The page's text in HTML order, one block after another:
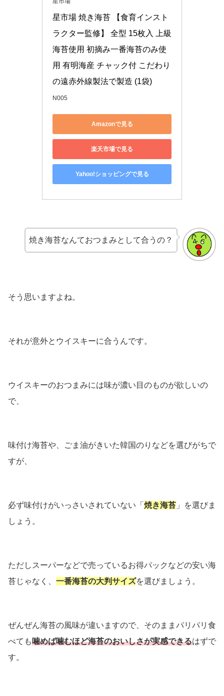
星市場 焼き海苔 【食育インスト
ラクター監修】 全型 15枚入 上級
海苔使用 初摘み一番海苔のみ使
用 有明海産 チャック付 こだわり
の遠赤外線製法で製造 (1袋)
N005
Amazonで見る
楽天市場で見る
Yahoo!ショッピングで見る
焼き海苔なんておつまみとして合うの？
そう思いますよね。
それが意外とウイスキーに合うんです。
ウイスキーのおつまみには味が濃い目のものが欲しいの
で、
味付け海苔や、ごま油がきいた韓国のりなどを選びがちで
すが、
必ず味付けがいっさいされていない「 焼き海苔 」を選びま
しょう。
ただしスーパーなどで売っているお得パックなどの安い海
苔じゃなく、 一番海苔の大判サイズを選びましょう。
ぜんぜん海苔の風味が違いますので、そのままパリパリ食
べても噛めば噛むほど海苔のおいしさが実感できるはずで
す。